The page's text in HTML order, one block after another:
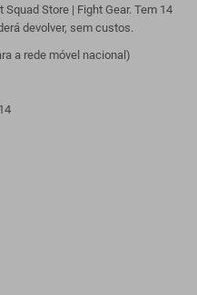
Store | Fight Gear. Tem 14
devolver, sem custos.
a rede móvel nacional)